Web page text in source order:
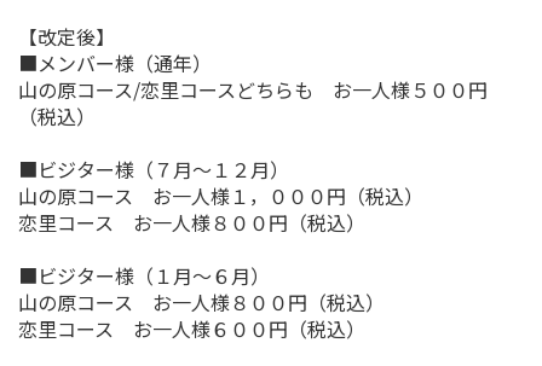
【改定後】
■メンバー様（通年）
山の原コース/恋里コースどちらも お一人様５００円
（税込）
■ビジター様（７月～１２月）
山の原コース お一人様１，０００円（税込）
恋里コース お一人様８００円（税込）
■ビジター様（１月～６月）
山の原コース お一人様８００円（税込）
恋里コース お一人様６００円（税込）